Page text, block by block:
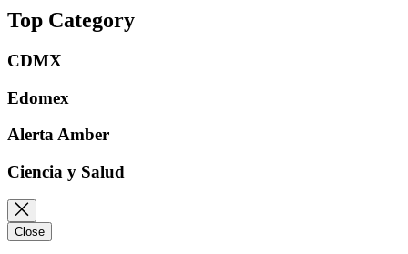
Top Category
CDMX
Edomex
Alerta Amber
Ciencia y Salud
Close